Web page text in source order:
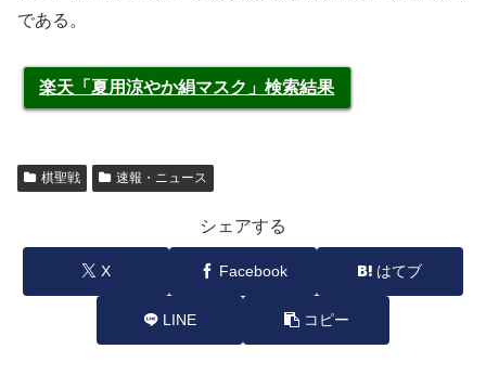
である。
楽天「夏用涼やか絹マスク」検索結果
棋聖戦 速報・ニュース
シェアする
X Facebook はてブ
LINE コピー